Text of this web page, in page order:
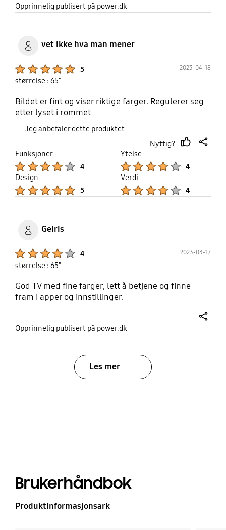
Opprinnelig publisert på power.dk
vet ikke hva man mener
5 2023-04-18
størrelse : 65"
Bildet er fint og viser riktige farger. Regulerer seg
etter lyset i rommet
Jeg anbefaler dette produktet
Nyttig?
up
Funksjoner
4
Ytelse
4
Design
5
Verdi
4
Geiris
4 2023-03-17
størrelse : 65"
God TV med fine farger, lett å betjene og finne
fram i apper og innstillinger.
Opprinnelig publisert på power.dk
Les mer
Brukerhåndbok
Produktinformasjonsark